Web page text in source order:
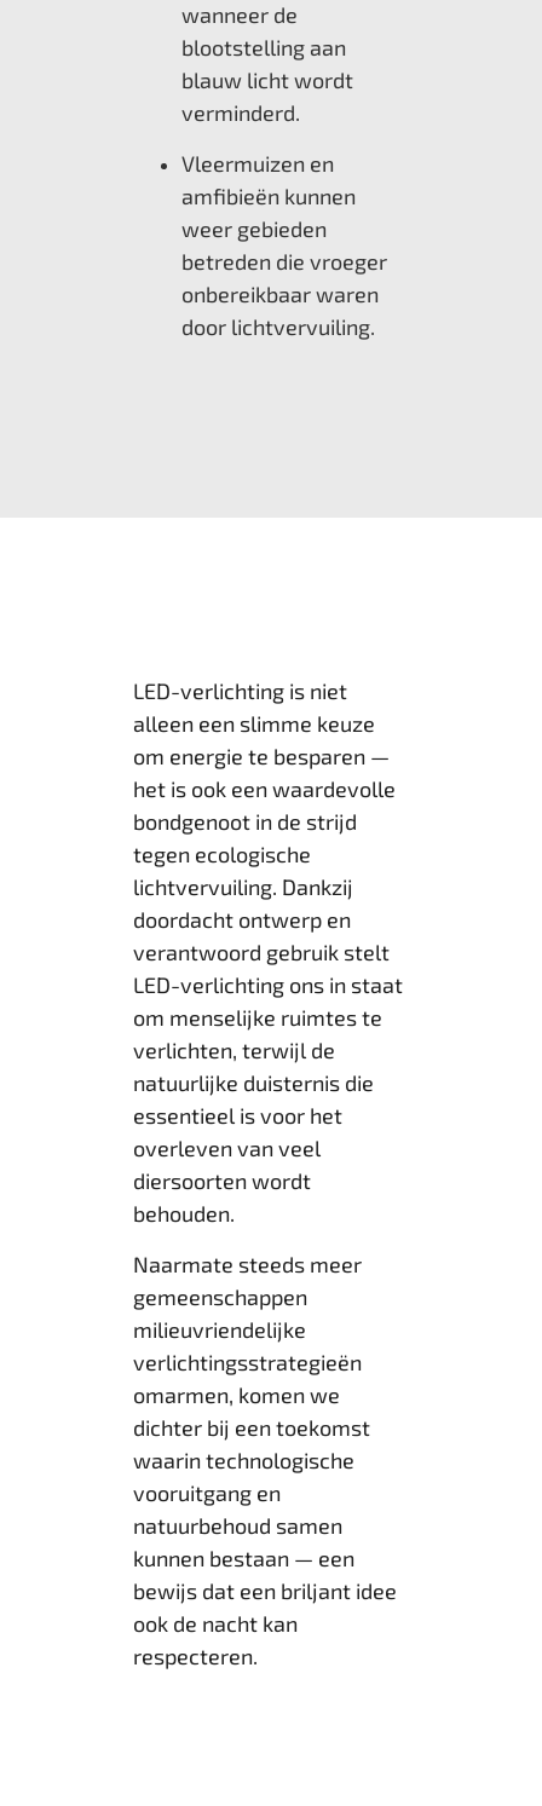
wanneer de
blootstelling aan
blauw licht wordt
verminderd.
Vleermuizen en
amfibieën kunnen
weer gebieden
betreden die vroeger
onbereikbaar waren
door lichtvervuiling.
LED-verlichting is niet
alleen een slimme keuze
om energie te besparen —
het is ook een waardevolle
bondgenoot in de strijd
tegen ecologische
lichtvervuiling. Dankzij
doordacht ontwerp en
verantwoord gebruik stelt
LED-verlichting ons in staat
om menselijke ruimtes te
verlichten, terwijl de
natuurlijke duisternis die
essentieel is voor het
overleven van veel
diersoorten wordt
behouden.
Naarmate steeds meer
gemeenschappen
milieuvriendelijke
verlichtingsstrategieën
omarmen, komen we
dichter bij een toekomst
waarin technologische
vooruitgang en
natuurbehoud samen
kunnen bestaan — een
bewijs dat een briljant idee
ook de nacht kan
respecteren.